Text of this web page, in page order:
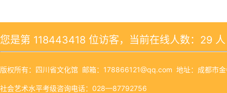
您是第 118443418 位访客，当前在线人数：29 人
版权所有：四川省文化馆 邮箱：178866121@qq.com 地址：成都市
社会艺术水平考级咨询电话：028—87792756